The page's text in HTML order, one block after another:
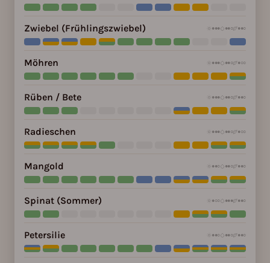
Zwiebel (Frühlingszwiebel) ●●● ●●○ ●●○
Möhren ●●● ●●○ ●○○
Rüben / Bete ●●● ●●○ ●●○
Radieschen ●●● ●●○ ●○○
Mangold ●●○ ●●○ ●●○
Spinat (Sommer) ●○○ ●●● ●●○
Petersilie ●●○ ●●○ ●●○